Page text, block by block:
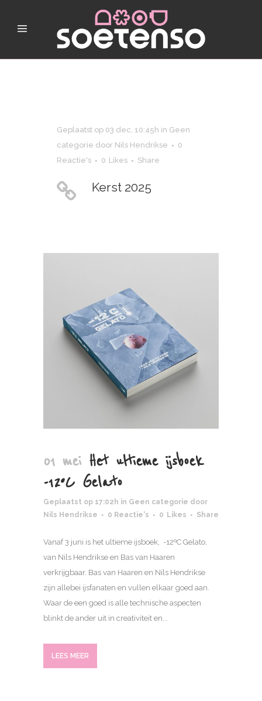
Geplaatst op 03 dec, 10:45h in Geen
categorie door Nils Hendrikse
0
Reactie's
0 Likes Share
Kerst 2025
01 mei Het ultieme ijsboek
-12ºC Gelato
Geplaatst op 17:02h in Geen categorie door
Nils Hendrikse
0 Reactie's 0 Likes Share
Vanaf 3 juni is het ultieme ijsboek, -12ºC Gelato,
van Nils Hendrikse en Bas van Haaren
verkrijgbaar. Bas van Haaren en Nils Hendrikse
zijn allebei ijsfanaten en vullen elkaar goed aan.
Waar de een goed is alle technische aspecten
blinkt de ander uit in creativiteit en...
LEES MEER